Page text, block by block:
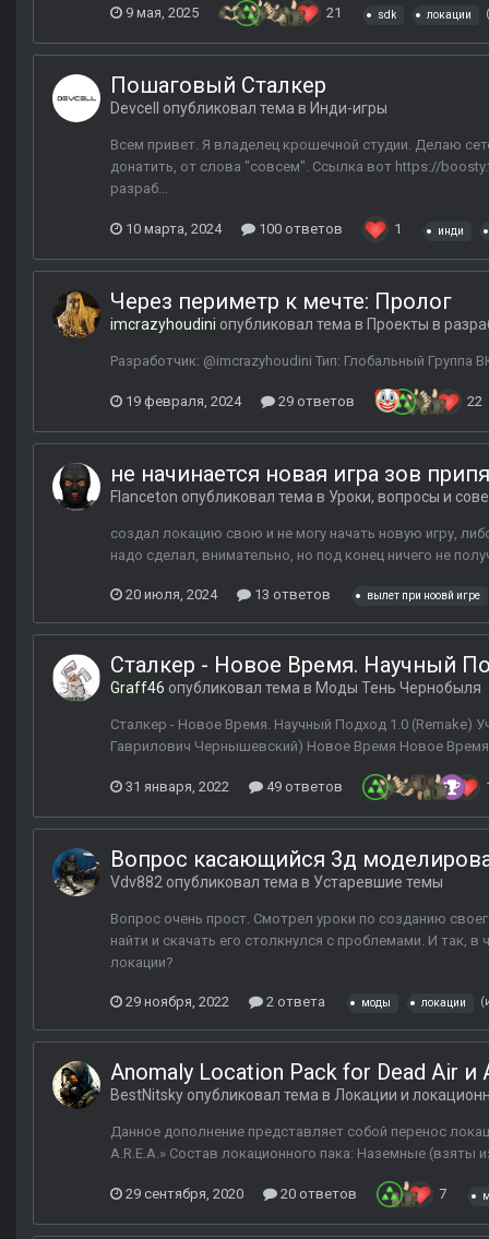
9 мая, 2025 21 sdk локации
Пошаговый Сталкер
Devcell опубликовал тема в Инди-игры
Всем привет. Я владелец крошечной студии. Делаю
донатить, от слова "совсем". Ссылка вот https://
разраб...
10 марта, 2024 100 ответов 1 инди
Через периметр к мечте: Пролог
imcrazyhoudini опубликовал тема в Проекты в
Разработчик: @imcrazyhoudini Тип: Глобальный
19 февраля, 2024 29 ответов 22
не начинается новая игра зов
Flanceton опубликовал тема в Уроки, вопросы и
создал локацию свою и не могу начать новую игру,
надо сделал, внимательно, но под конец ничего не
20 июля, 2024 13 ответов вылет при ноовй игре
Сталкер - Новое Время. Научный
Graff46 опубликовал тема в Моды Тень Чернобыля
Сталкер - Новое Время. Научный Подход 1.0 (Remake)
Гаврилович Чернышевский) Новое Время Новое
31 января, 2022 49 ответов
Вопрос касающийся 3д
Vdv882 опубликовал тема в Устаревшие темы
Вопрос очень прост. Смотрел уроки по созданию
найти и скачать его столкнулся с проблемами. И так,
локации?
29 ноября, 2022 2 ответа моды локации
Anomaly Location Pack for Dead Air и
BestNitsky опубликовал тема в Локации и
Данное дополнение представляет собой перенос
A.R.E.A.» Состав локационного пака: Наземные (взяты
29 сентября, 2020 20 ответов 7